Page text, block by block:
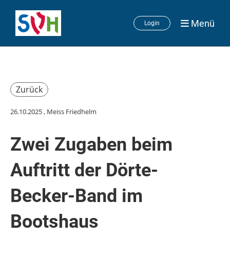
Login Menü
Zurück
26.10.2025, Meiss Friedhelm
Zwei Zugaben beim
Auftritt der Dörte-
Becker-Band im
Bootshaus